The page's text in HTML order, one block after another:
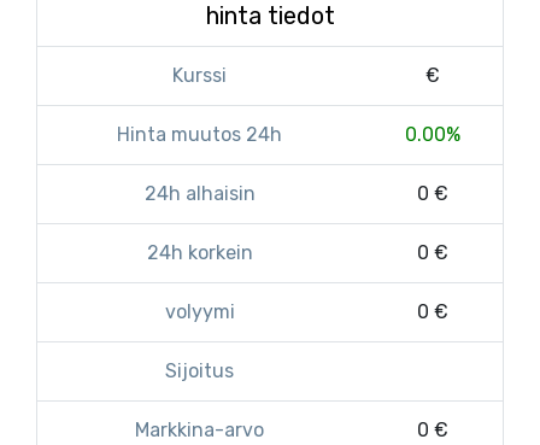
hinta tiedot
Kurssi €
Hinta muutos 24h 0.00%
24h alhaisin 0 €
24h korkein 0 €
volyymi 0 €
Sijoitus
Markkina-arvo 0 €